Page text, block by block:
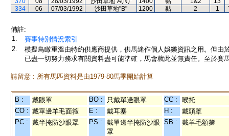
334
06 07/03/1992 沙田草地"B" 1200 黏 2 1
備註:
1.
賽事特別情況索引
2.
模擬鳥瞰重溫由特約供應商提供，供馬迷作個人娛樂資訊之用。但
已盡一切努力務求有關資料盡可能準確，馬會就此並無責任。至於賽
請留意 : 所有馬匹資料是由1979-80馬季開始計算
B : 戴眼罩 BO : 只戴單邊眼罩 CC :
喉托
CO : 戴單邊羊毛面箍 E : 戴耳塞 H :
戴頭罩
PC : 戴半掩防沙眼罩 PS :
戴單邊半掩防沙眼
罩
SB : 戴羊毛額箍